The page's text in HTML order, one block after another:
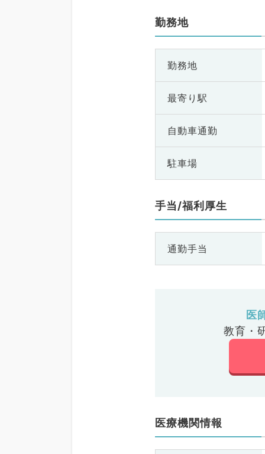
勤務地
勤務地
最寄り駅
自動車通勤
駐車場
手当/福利厚生
通勤手当
医
教育・
医療機関情報